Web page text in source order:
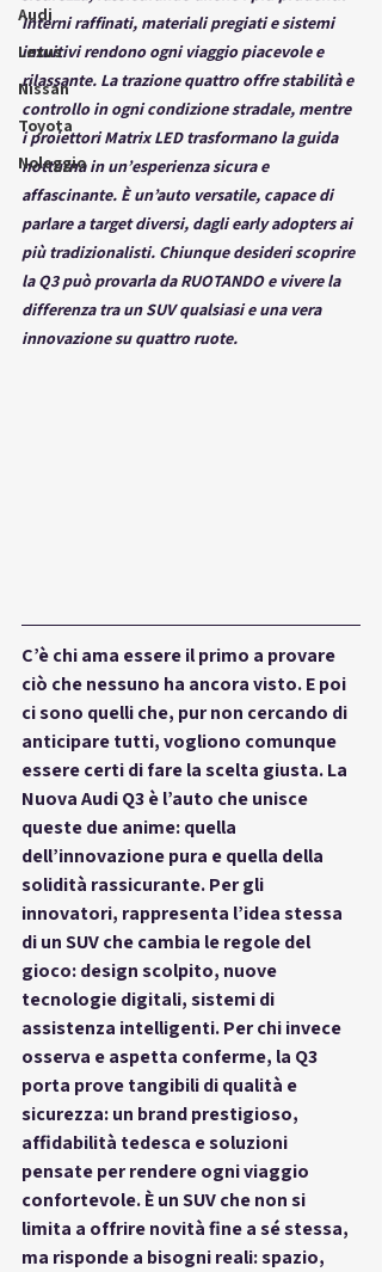
Audi
Lexus
Nissan
Toyota
Noleggio
Interni raffinati, materiali pregiati e sistemi
intuitivi rendono ogni viaggio piacevole e
rilassante. La trazione quattro offre stabilità e
controllo in ogni condizione stradale, mentre
i proiettori Matrix LED trasformano la guida
notturna in un’esperienza sicura e
affascinante. È un’auto versatile, capace di
parlare a target diversi, dagli early adopters ai
più tradizionalisti. Chiunque desideri scoprire
la Q3 può provarla da RUOTANDO e vivere la
differenza tra un SUV qualsiasi e una vera
innovazione su quattro ruote.
C’è chi ama essere il primo a provare
ciò che nessuno ha ancora visto. E poi
ci sono quelli che, pur non cercando di
anticipare tutti, vogliono comunque
essere certi di fare la scelta giusta. La
Nuova Audi Q3 è l’auto che unisce
queste due anime: quella
dell’innovazione pura e quella della
solidità rassicurante. Per gli
innovatori, rappresenta l’idea stessa
di un SUV che cambia le regole del
gioco: design scolpito, nuove
tecnologie digitali, sistemi di
assistenza intelligenti. Per chi invece
osserva e aspetta conferme, la Q3
porta prove tangibili di qualità e
sicurezza: un brand prestigioso,
affidabilità tedesca e soluzioni
pensate per rendere ogni viaggio
confortevole. È un SUV che non si
limita a offrire novità fine a sé stessa,
ma risponde a bisogni reali: spazio,